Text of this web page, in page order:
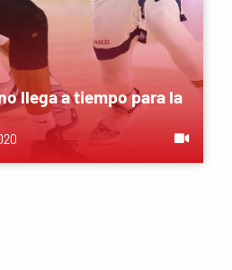
llega a tiempo para la